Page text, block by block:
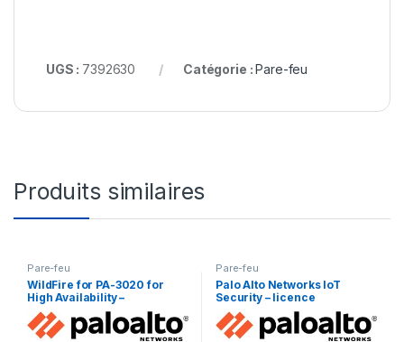
UGS : 7392630 Catégorie :Pare-feu
Produits similaires
Pare-feu
WildFire for PA-3020 for
High Availability –
renouvellement de la
licence d’abonnement (1 an)
– 1 périphérique dans la
Pare-feu
Palo Alto Networks IoT
Security – licence
d’abonnement (5 ans) – 1
périphérique